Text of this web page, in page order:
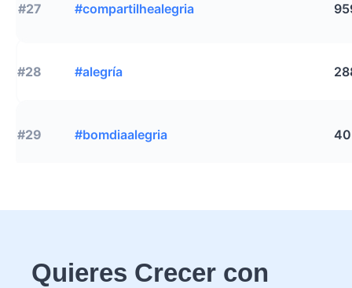
#27 #compartilhealegria
#28 #alegría
#29 #bomdiaalegria
Quieres Crecer con